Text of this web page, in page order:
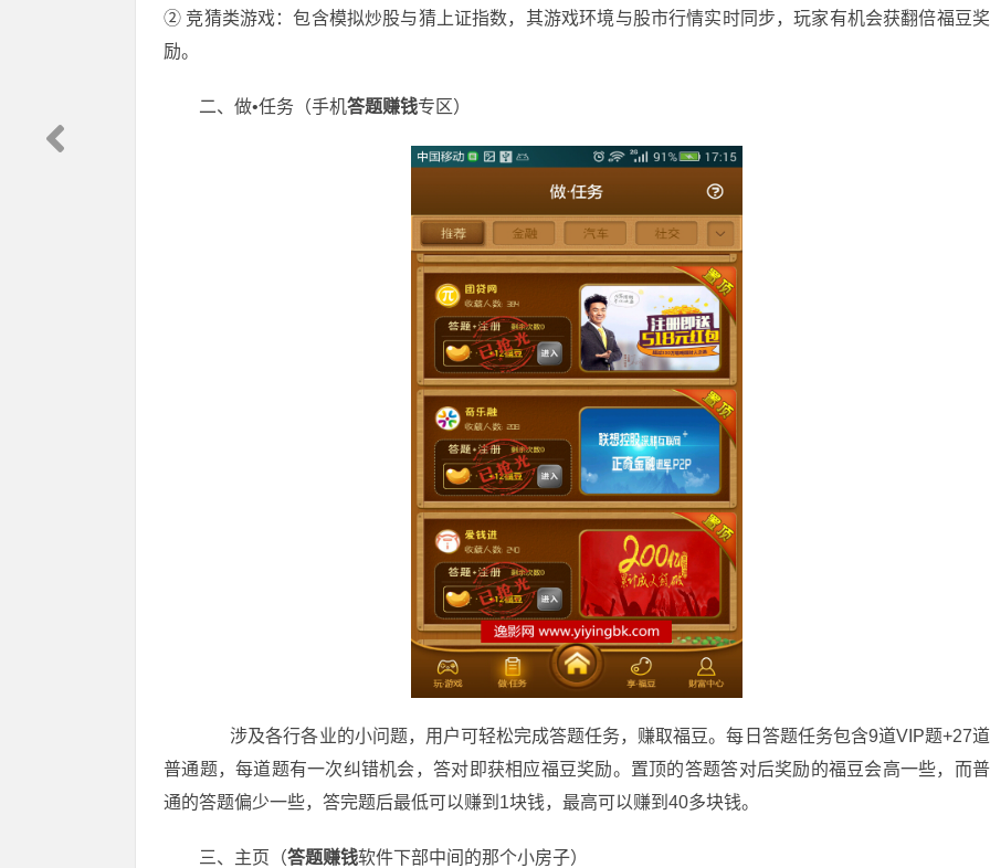
② 竞猜类游戏：包含模拟炒股与猜上证指数，其游戏环境与股市行情实时同步，玩家有机会获翻倍福豆奖
励。
二、做•任务（手机答题赚钱专区）
涉及各行各业的小问题，用户可轻松完成答题任务，赚取福豆。每日答题任务包含9道VIP题+27道
普通题，每道题有一次纠错机会，答对即获相应福豆奖励。置顶的答题答对后奖励的福豆会高一些，而普
通的答题偏少一些，答完题后最低可以赚到1块钱，最高可以赚到40多块钱。
三、主页（答题赚钱软件下部中间的那个小房子）